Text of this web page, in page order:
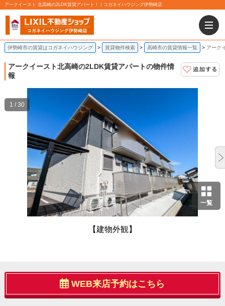
アークイースト 北高崎の2LDK賃貸アパート！｜コガネイハウジング伊勢崎店
伊勢崎市の賃貸はコガネイハウジング 賃貸物件検索 高崎市の賃貸情報一覧 アーク
アークイースト北高崎の2LDK賃貸アパートの物件情
報
一覧
【建物外観】
1 / 30
WEB来店予約はこちら